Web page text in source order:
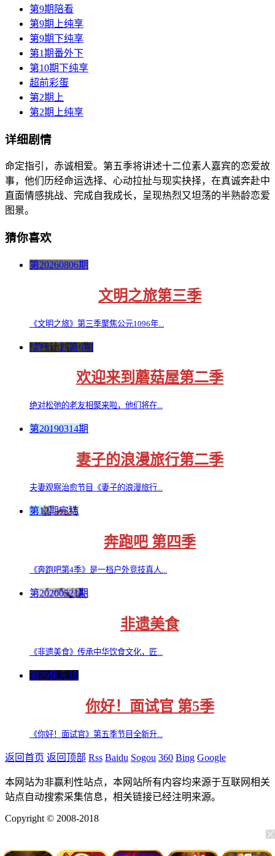
第9期陪看
第9期上纯享
第9期下纯享
第1期番外下
第10期下纯享
超前彩蛋
第2期上
第2期上纯享
详细剧情
命定指引，赤诚相爱。第五季将讲述十二位素人嘉宾的恋爱故
事，他们历经命运选择、心动拉扯与现实抉择，在真诚奔赴中
直面情感挑战、完成自我成长，呈现热烈又坦荡的半熟龄恋爱
图景。
猜你喜欢
第20260806期
文明之旅第三季
《文明之旅》第三季聚焦公元1096年...
续杯计划第6期
欢迎来到蘑菇屋第二季
绝对松弛的老友相聚来啦，他们将在...
第20190314期
妻子的浪漫旅行第二季
夫妻观察治愈节目《妻子的浪漫旅行...
第12期完结
奔跑吧 第四季
《奔跑吧第4季》是一档户外竞技真人...
第20200521期
非遗美食
《非遗美食》传承中华饮食文化，匠...
第70集完结
你好！面试官 第5季
《你好！面试官》第五季节目全新升...
返回首页 返回顶部 Rss Baidu Sogou 360 Bing Google
本网站为非赢利性站点，本网站所有内容均来源于互联网相关
站点自动搜索采集信息，相关链接已经注明来源。
Copyright © 2008-2018